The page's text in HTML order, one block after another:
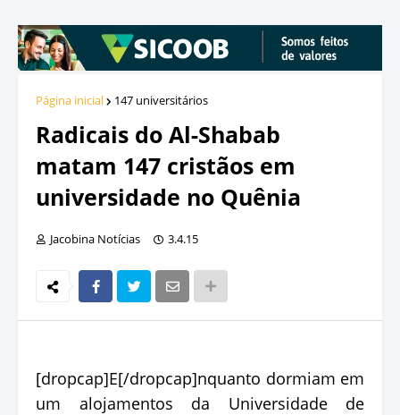
Página inicial 147 universitários
Radicais do Al-Shabab
matam 147 cristãos em
universidade no Quênia
Jacobina Notícias 3.4.15
[dropcap]E[/dropcap]nquanto dormiam em
um alojamentos da Universidade de